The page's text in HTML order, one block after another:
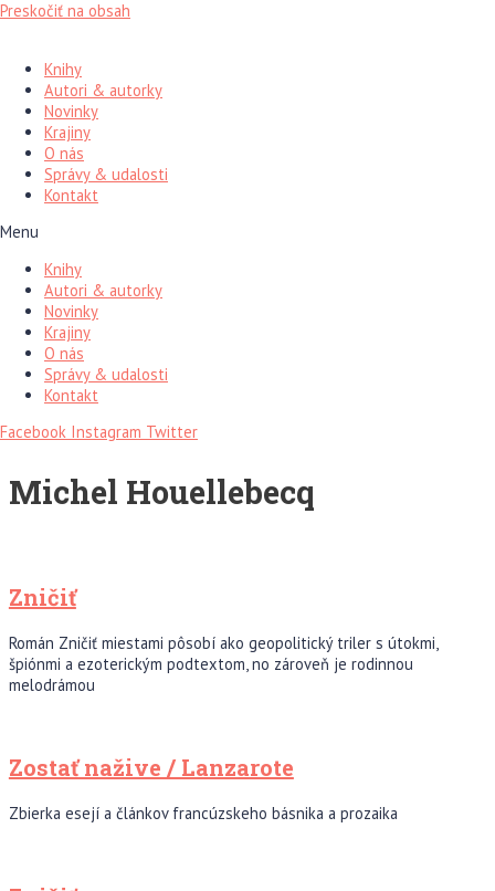
Preskočiť na obsah
Knihy
Autori & autorky
Novinky
Krajiny
O nás
Správy & udalosti
Kontakt
Menu
Knihy
Autori & autorky
Novinky
Krajiny
O nás
Správy & udalosti
Kontakt
Facebook Instagram Twitter
Michel Houellebecq
Zničiť
Román Zničiť miestami pôsobí ako geopolitický triler s útokmi,
špiónmi a ezoterickým podtextom, no zároveň je rodinnou
melodrámou
Zostať nažive / Lanzarote
Zbierka esejí a článkov francúzskeho básnika a prozaika